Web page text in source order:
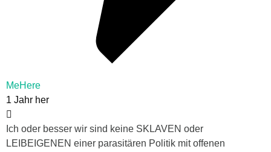
MeHere
1 Jahr her
Ich oder besser wir sind keine SKLAVEN oder
LEIBEIGENEN einer parasitären Politik mit offenen